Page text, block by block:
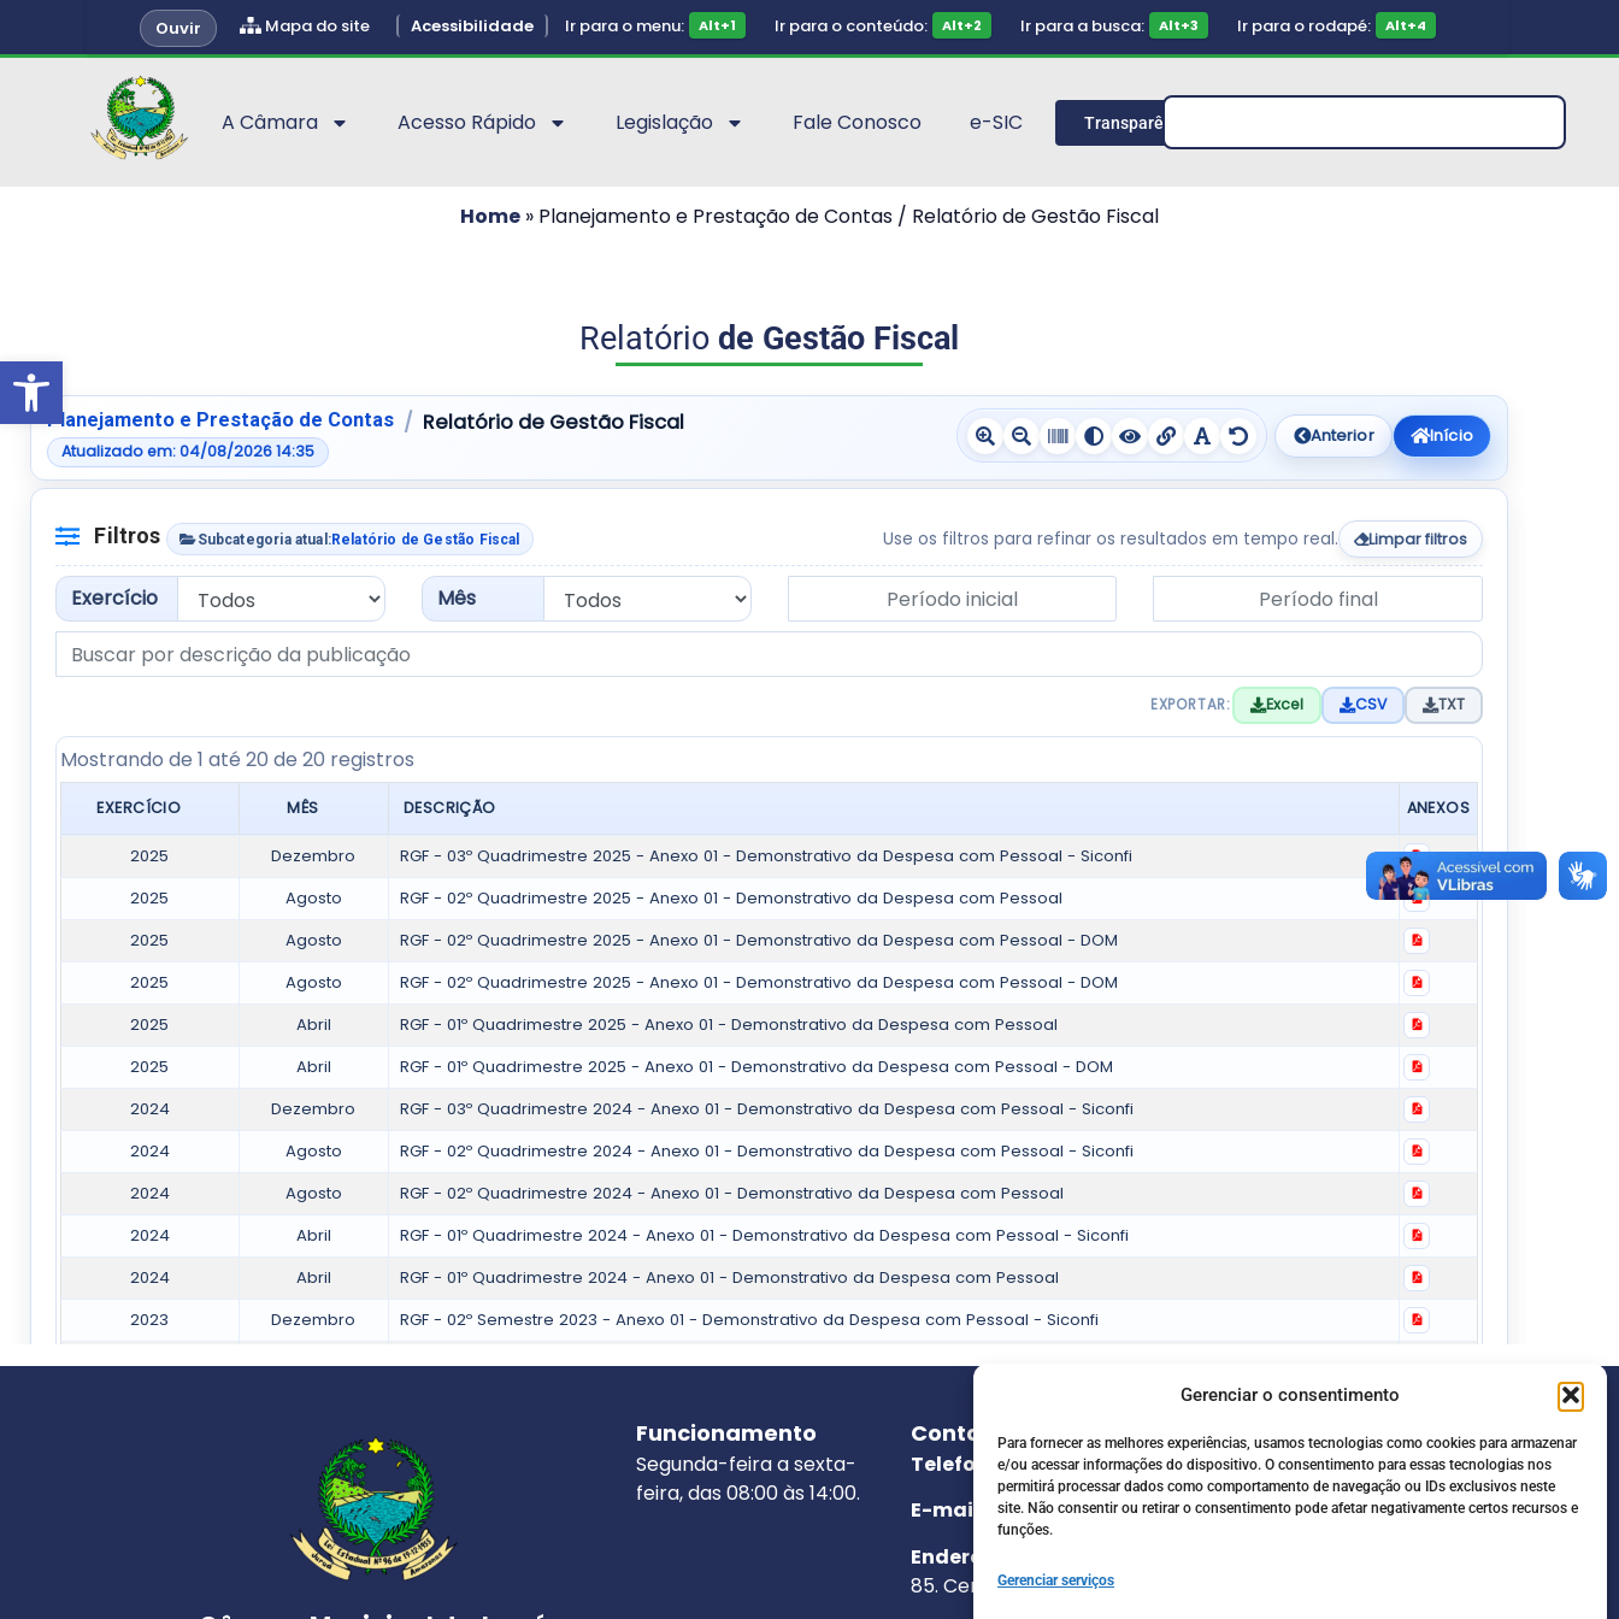
Abrir a barra de ferramentas
Gerenciar o consentimento
Para fornecer as melhores experiências, usamos tecnologias como cookies para armazenar
e/ou acessar informações do dispositivo. O consentimento para essas tecnologias nos
permitirá processar dados como comportamento de navegação ou IDs exclusivos neste
site. Não consentir ou retirar o consentimento pode afetar negativamente certos recursos e
funções.
Gerenciar serviços
Ouvir Mapa do site Acessibilidade Ir para o menu: Alt+1 Ir para o conteúdo: Alt+2 Ir para a busca: Alt+3 Ir para o rodapé: Alt+4
A Câmara Acesso Rápido Legislação Fale Conosco e-SIC Transparência
Home » Planejamento e Prestação de Contas / Relatório de Gestão Fiscal
Relatório de Gestão Fiscal
Funcionamento
Segunda-feira a sexta-
feira, das 08:00 às 14:00.
Contato
Telefone:(92) 98208-2755
E-mail:
camarajurua@gmail.com
Endereço:
85. Centro / CEP: 69.520-000
Redes Sociais